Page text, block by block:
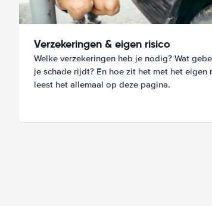
Verzekeringen & eigen risico
Welke verzekeringen heb je nodig? Wat
je schade rijdt? En hoe zit het met het eigen
leest het allemaal op deze pagina.